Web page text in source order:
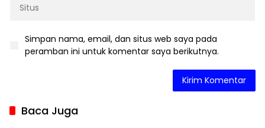
Simpan nama, email, dan situs web saya pada
peramban ini untuk komentar saya berikutnya.
Baca Juga